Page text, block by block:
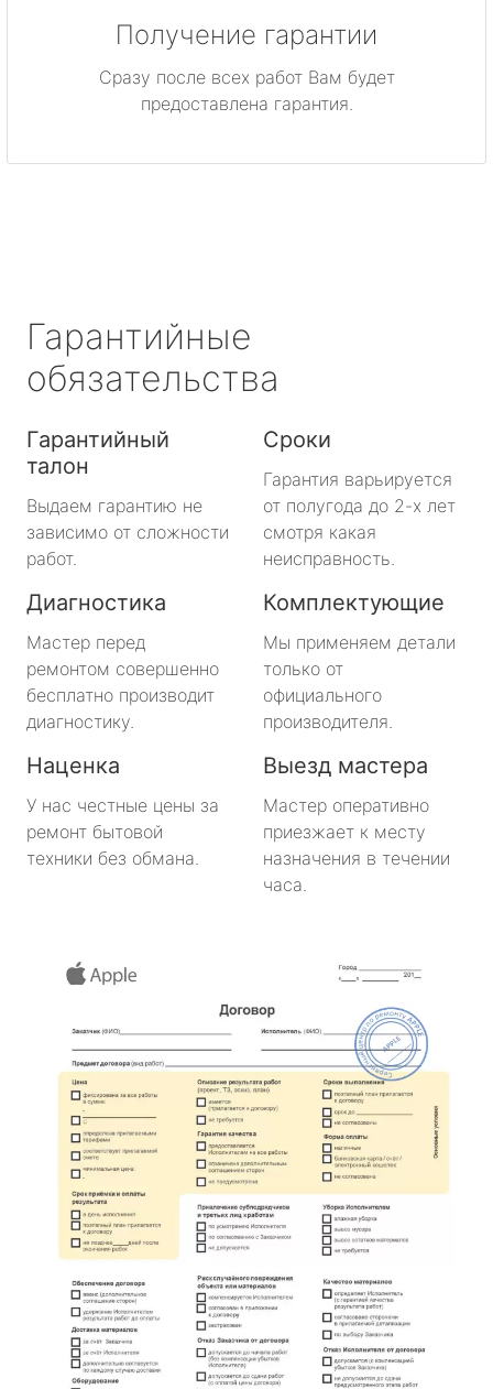
Получение гарантии
Сразу после всех работ Вам будет
предоставлена гарантия.
Гарантийные
обязательства
Гарантийный
талон
Выдаем гарантию не
зависимо от сложности
работ.
Сроки
Гарантия варьируется
от полугода до 2-х лет
смотря какая
неисправность.
Диагностика
Мастер перед
ремонтом совершенно
бесплатно производит
диагностику.
Комплектующие
Мы применяем детали
только от
официального
производителя.
Наценка
У нас честные цены за
ремонт бытовой
техники без обмана.
Выезд мастера
Мастер оперативно
приезжает к месту
назначения в течении
часа.